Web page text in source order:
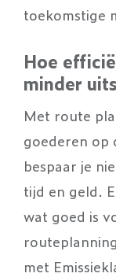
toekomstige
Hoe
minder
Met route
goederen op
bespaar je
tijd en geld.
wat goed is
met